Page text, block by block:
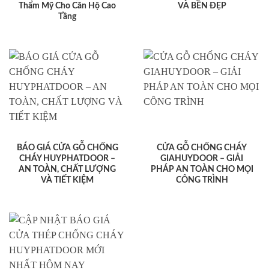
Thẩm Mỹ Cho Căn Hộ Cao
Tầng
VÀ BỀN ĐẸP
BÁO GIÁ CỬA GỖ CHỐNG
CHÁY HUYPHATDOOR –
AN TOÀN, CHẤT LƯỢNG
VÀ TIẾT KIỆM
CỬA GỖ CHỐNG CHÁY
GIAHUYDOOR – GIẢI
PHÁP AN TOÀN CHO MỌI
CÔNG TRÌNH